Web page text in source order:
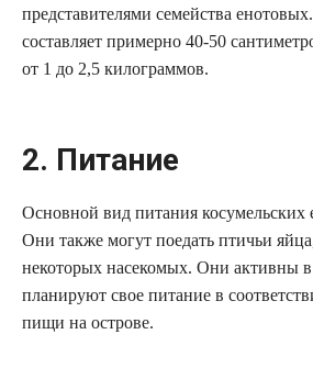
представителями семейства
составляет примерно 40-50
от 1 до 2,5 килограммов.
2. Питание
Основной вид питания
Они также могут поедать птичьи
некоторых насекомых. Они активны
планируют свое питание в
пищи на острове.